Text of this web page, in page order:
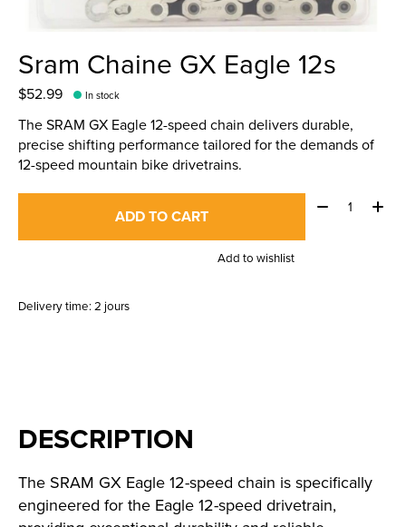
Sram Chaine GX Eagle 12s
$52.99 In stock
The SRAM GX Eagle 12-speed chain delivers durable,
precise shifting performance tailored for the demands of
12-speed mountain bike drivetrains.
ADD TO CART
Quantity:
Add to wishlist
Delivery time: 2 jours
DESCRIPTION
The SRAM GX Eagle 12-speed chain is specifically
engineered for the Eagle 12-speed drivetrain,